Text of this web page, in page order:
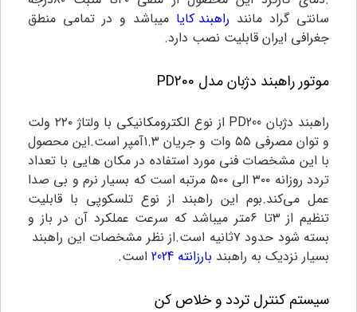
سانتی گراد مانند راهبند کایا میباشد و در تمامی منطق
جغرافی ایران قابلیت نصب دارد.
موتور راهبند دژبان مدل PD200
راهبند دژبان PD200 از نوع الکترومکانیکی با ولتاژ ۲۲۰ ولت
و توان مصرفی ۵۵ وات و جریان ۱.۳آمپر است.این محصول
با این مشخصات فنی مورد استفاده در مکان هایی با تعداد
تردد روزانه ۳۰۰ الی ۵۰۰ مرتبه است که بسیار نرم و بی صدا
عمل می‌کند.بوم این راهبند از نوع تلسکوپی با قابلیت
تنظیم از ۳تا ۶متر میباشد که سرعت عملکرد آن در باز و
بسته شود حدود ۷ثانیه است.از نظر مشخصات این راهبند
بسیار نزدیک به راهبند بارزانته 2024 است.
سیستم کنترل تردد و خلاص کن